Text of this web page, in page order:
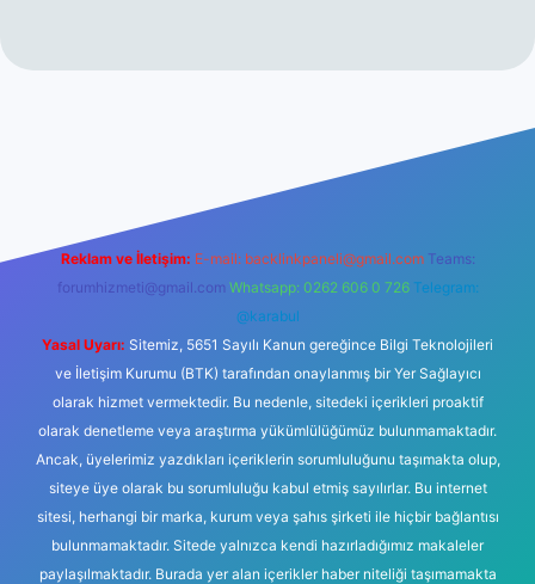
Reklam ve İletişim: E-mail: backlinkpaneli@gmail.com Teams:
forumhizmeti@gmail.com Whatsapp: 0262 606 0 726 Telegram:
@karabul
Yasal Uyarı: Sitemiz, 5651 Sayılı Kanun gereğince Bilgi Teknolojileri
ve İletişim Kurumu (BTK) tarafından onaylanmış bir Yer Sağlayıcı
olarak hizmet vermektedir. Bu nedenle, sitedeki içerikleri proaktif
olarak denetleme veya araştırma yükümlülüğümüz bulunmamaktadır.
Ancak, üyelerimiz yazdıkları içeriklerin sorumluluğunu taşımakta olup,
siteye üye olarak bu sorumluluğu kabul etmiş sayılırlar. Bu internet
sitesi, herhangi bir marka, kurum veya şahıs şirketi ile hiçbir bağlantısı
bulunmamaktadır. Sitede yalnızca kendi hazırladığımız makaleler
paylaşılmaktadır. Burada yer alan içerikler haber niteliği taşımamakta